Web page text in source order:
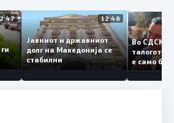
12:47
ги
12:46
Јавниот и државниот
долг на Македонија се
стабилни
Во
е само
копија
Заев